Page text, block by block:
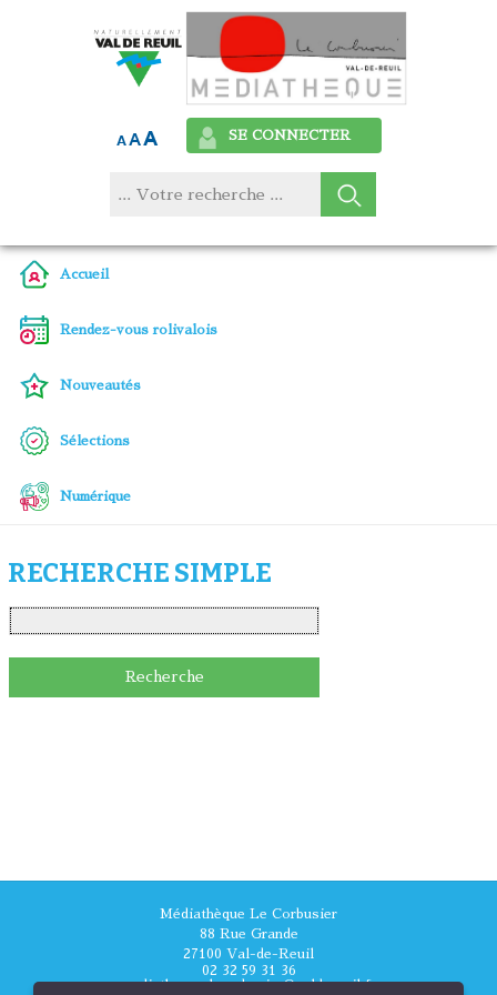
SE CONNECTER
Accueil
Rendez-vous rolivalois
Nouveautés
Sélections
Numérique
RECHERCHE SIMPLE
Médiathèque Le Corbusier
88 Rue Grande
27100 Val-de-Reuil
02 32 59 31 36
mediatheque.lecorbusier@valdereuil.fr